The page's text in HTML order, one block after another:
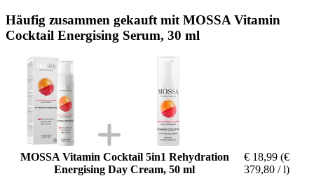
Häufig zusammen gekauft mit MOSSA Vitamin
Cocktail Energising Serum, 30 ml
MOSSA Vitamin Cocktail 5in1 Rehydration
Energising Day Cream, 50 ml
€ 18,99 (€
379,80 / l)